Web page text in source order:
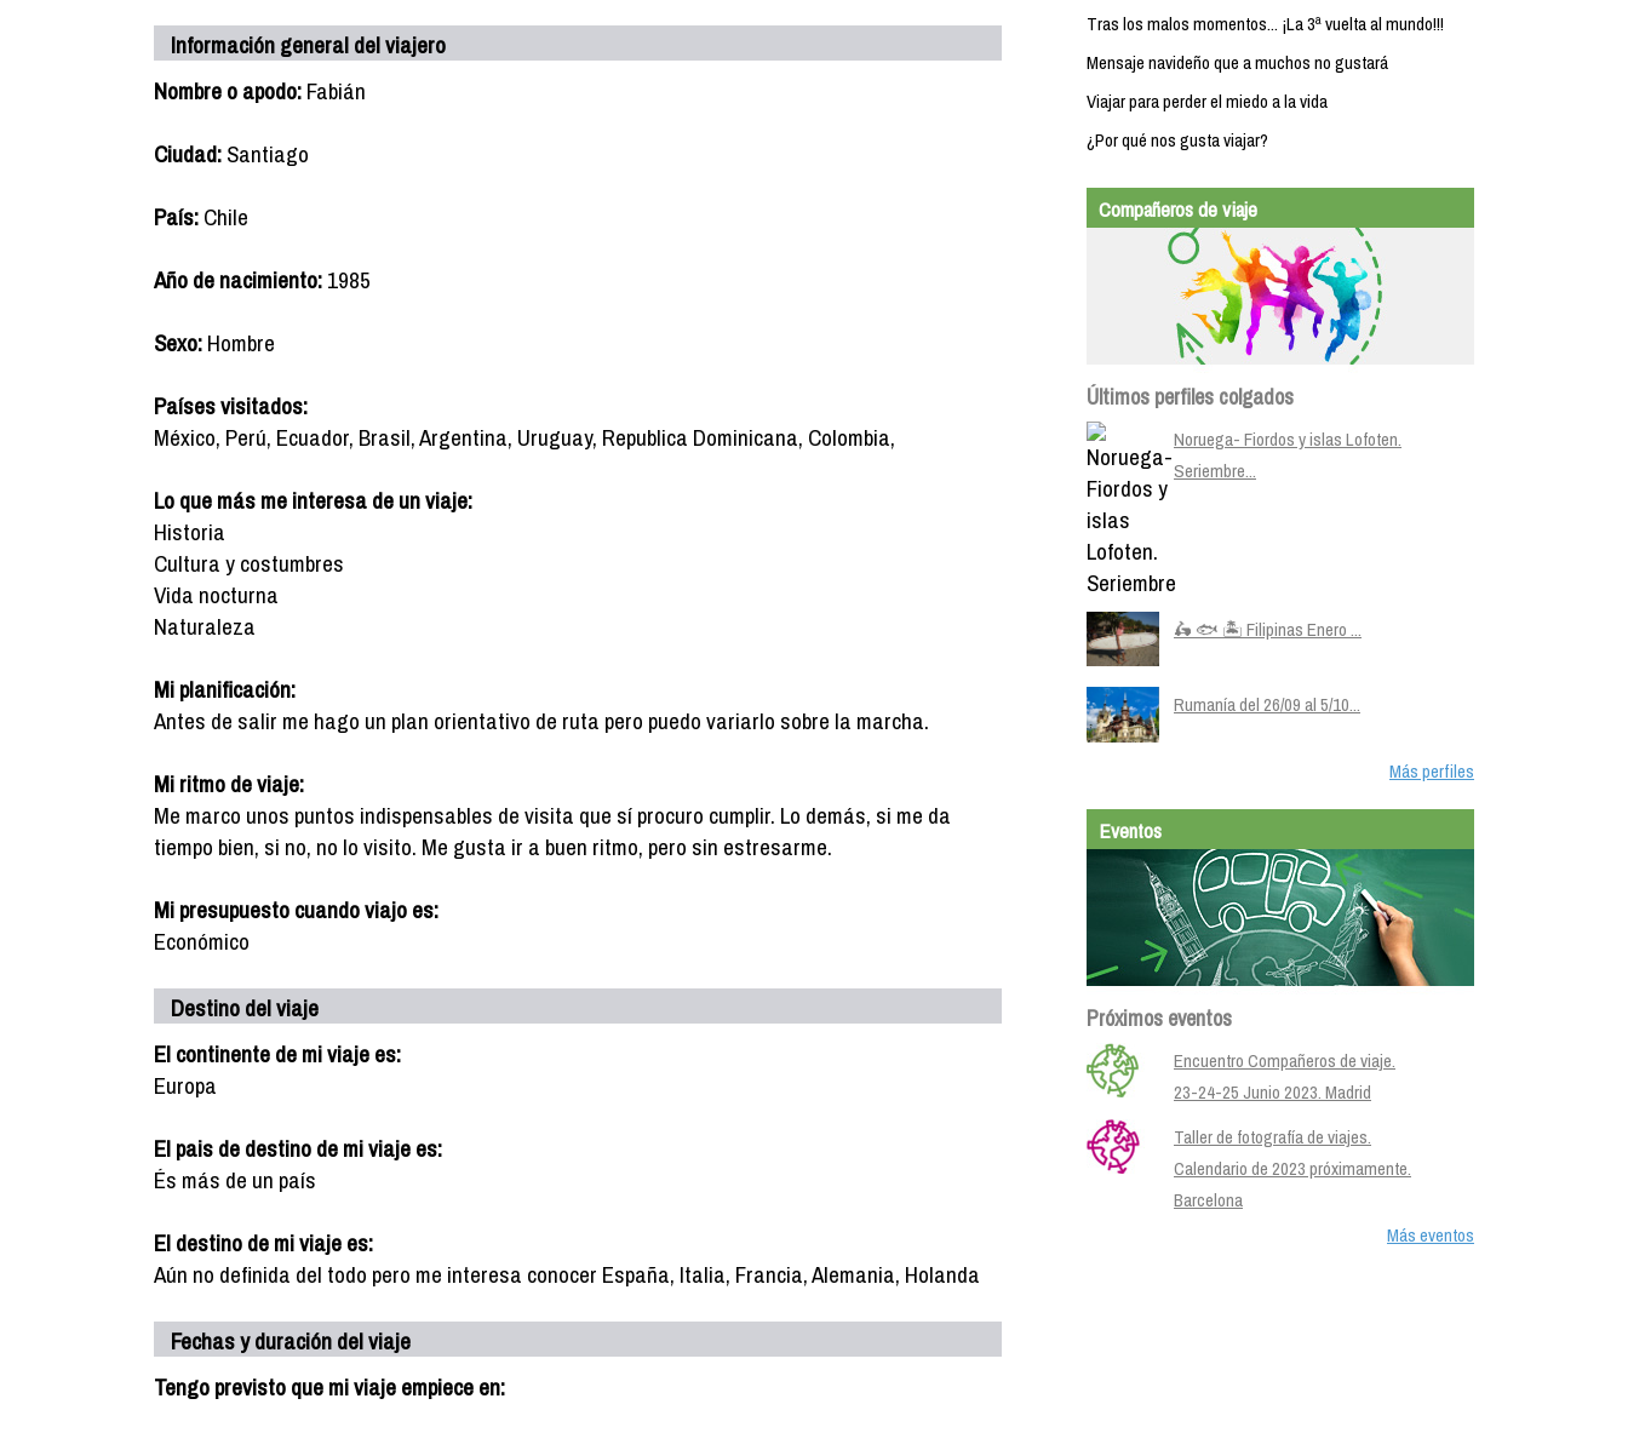
Información general del viajero
Nombre o apodo:Fabián
Ciudad:Santiago
País:Chile
Año de nacimiento:1985
Sexo:Hombre
Países visitados:
México, Perú, Ecuador, Brasil, Argentina, Uruguay, Republica Dominicana, Colombia,
Lo que más me interesa de un viaje:
Historia
Cultura y costumbres
Vida nocturna
Naturaleza
Mi planificación:
Antes de salir me hago un plan orientativo de ruta pero puedo variarlo sobre la marcha.
Mi ritmo de viaje:
Me marco unos puntos indispensables de visita que sí procuro cumplir. Lo demás, si me da
tiempo bien, si no, no lo visito. Me gusta ir a buen ritmo, pero sin estresarme.
Mi presupuesto cuando viajo es:
Económico
Destino del viaje
El continente de mi viaje es:
Europa
El pais de destino de mi viaje es:
És más de un país
El destino de mi viaje es:
Aún no definida del todo pero me interesa conocer España, Italia, Francia, Alemania, Holanda
Fechas y duración del viaje
Tengo previsto que mi viaje empiece en:
Tras los malos momentos... ¡La 3ª vuelta al mundo!!!
Mensaje navideño que a muchos no gustará
Viajar para perder el miedo a la vida
¿Por qué nos gusta viajar?
Compañeros de viaje
Últimos perfiles colgados
Noruega- Fiordos y islas Lofoten.
Seriembre...
🛵 🐟 🏝️ Filipinas Enero ...
Rumanía del 26/09 al 5/10...
Más perfiles
Eventos
Próximos eventos
Encuentro Compañeros de viaje.
23-24-25 Junio 2023. Madrid
Taller de fotografía de viajes.
Calendario de 2023 próximamente.
Barcelona
Más eventos